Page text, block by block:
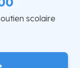
scolaire